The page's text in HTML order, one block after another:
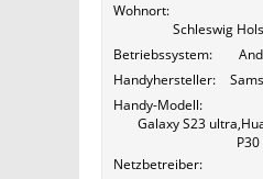
Wohnort
Schleswig
Betriebssystem
Handyhersteller
Handy-Modell
Galaxy S23
Netzbetreiber